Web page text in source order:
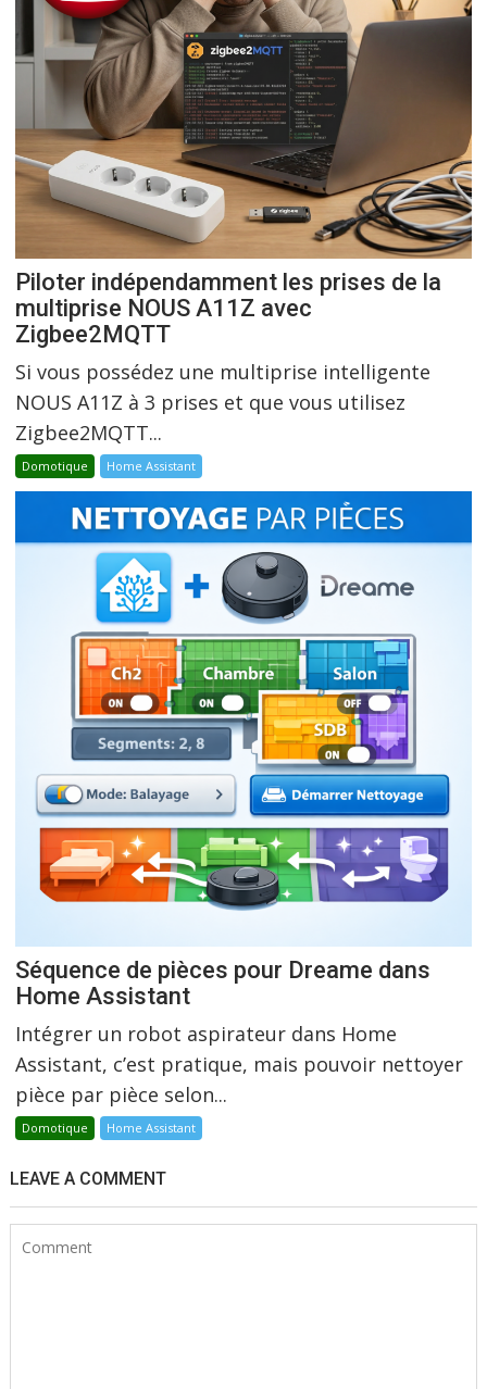
Piloter indépendamment les prises de la
multiprise NOUS A11Z avec
Zigbee2MQTT
Si vous possédez une multiprise intelligente
NOUS A11Z à 3 prises et que vous utilisez
Zigbee2MQTT...
Domotique Home Assistant
Séquence de pièces pour Dreame dans
Home Assistant
Intégrer un robot aspirateur dans Home
Assistant, c’est pratique, mais pouvoir nettoyer
pièce par pièce selon...
Domotique Home Assistant
LEAVE A COMMENT